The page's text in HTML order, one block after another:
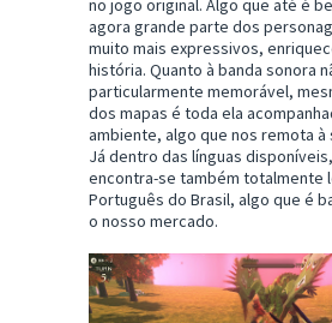
no jogo original. Algo que até é
agora grande parte dos
muito mais expressivos,
história. Quanto à banda sonora
particularmente memorável,
dos mapas é toda ela
ambiente, algo que nos remota à
Já dentro das línguas
encontra-se também totalmente
Português do Brasil, algo que é
o nosso mercado.